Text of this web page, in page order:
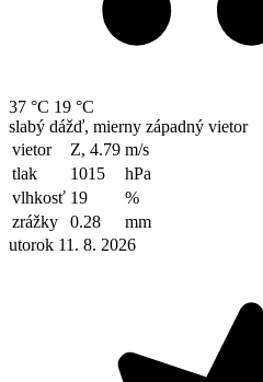
37 °C 19 °C
slabý dážď, mierny západný vietor
vietor
Z, 4.79 m/s
tlak
1015
hPa
vlhkosť 19
%
zrážky
0.28
mm
utorok 11. 8. 2026